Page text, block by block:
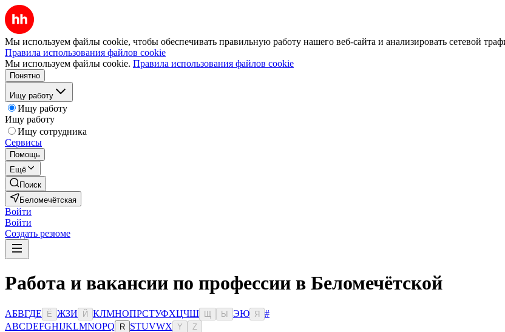
Мы используем файлы cookie, чтобы обеспечивать правильную работу нашего веб-сайта и анализировать сетевой
Правила использования файлов cookie
Мы используем файлы cookie. Правила использования файлов cookie
Понятно
Ищу работу
Ищу работу
Ищу работу
Ищу сотрудника
Сервисы
Помощь
Ещё
Поиск
Беломечётская
Войти
Войти
Создать резюме
Работа и вакансии по профессии в Беломечётской
АБВГДЕ Ё ЖЗИ Й КЛМНОПРСТУФХЦЧШ Ы ЭЮ Я
#
ABCDEFGHIJKLMNOPQ R STUVWX Y Z